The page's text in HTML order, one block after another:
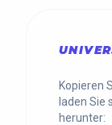
Kopieren
laden Sie
herunter: